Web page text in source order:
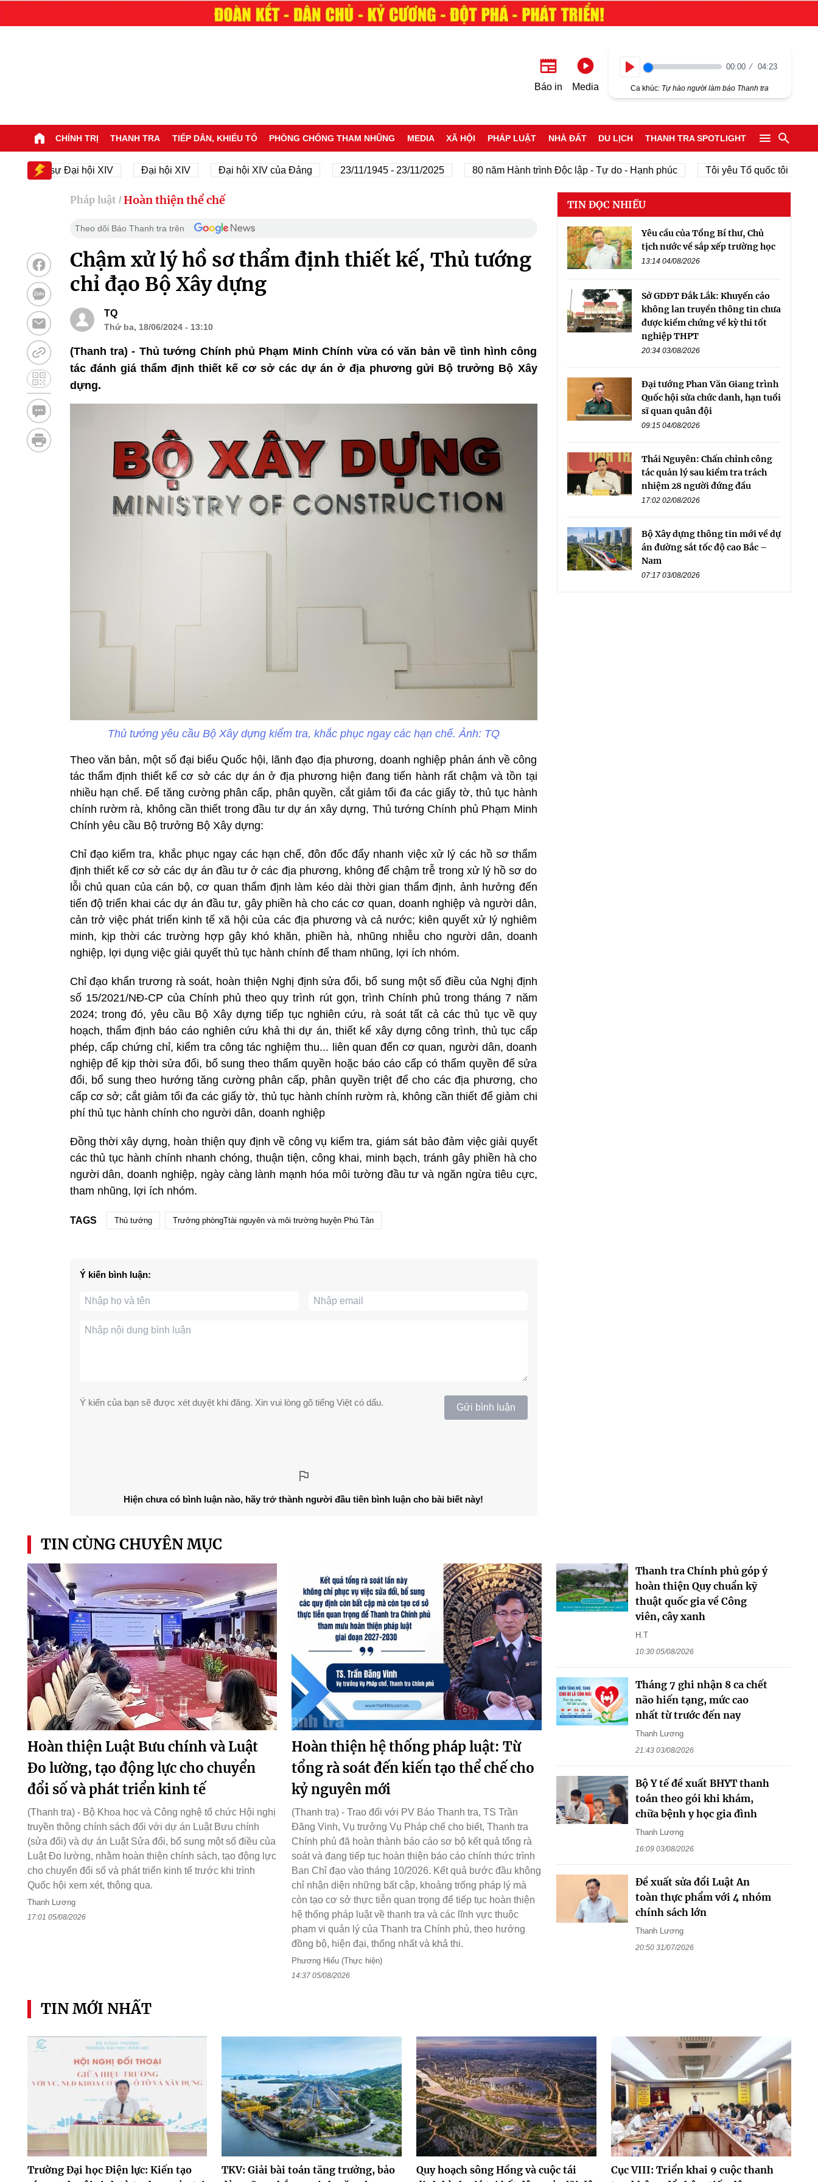
Báo in Media
00:00 04:23
Ca khúc: Tự hào người làm báo Thanh tra
CHÍNH TRỊ THANH TRA TIẾP DÂN, KHIẾU TỐ PHÒNG CHỐNG THAM NHŨNG MEDIA XÃ HỘI PHÁP LUẬT NHÀ ĐẤT DU LỊCH THANH TRA SPOTLIGHT
sự Đại hội XIV Đại hội XIV Đại hội XIV của Đảng 23/11/1945 - 23/11/2025 80 năm Hành trình Độc lập - Tự do - Hạnh phúc Tôi yêu Tổ quốc tôi phát
Pháp luật / Hoàn thiện thể chế
Theo dõi Báo Thanh tra trên
Chậm xử lý hồ sơ thẩm định thiết kế, Thủ tướng
chỉ đạo Bộ Xây dựng
TQ
Thứ ba, 18/06/2024 - 13:10
(Thanh tra) - Thủ tướng Chính phủ Phạm Minh Chính vừa có văn bản về tình hình công
tác đánh giá thẩm định thiết kế cơ sở các dự án ở địa phương gửi Bộ trưởng Bộ Xây
dựng.
Thủ tướng yêu cầu Bộ Xây dựng kiểm tra, khắc phục ngay các hạn chế. Ảnh: TQ
Theo văn bản, một số đại biểu Quốc hội, lãnh đạo địa phương, doanh nghiệp phản ánh về công
tác thẩm định thiết kế cơ sở các dự án ở địa phương hiện đang tiến hành rất chậm và tồn tại
nhiều hạn chế. Để tăng cường phân cấp, phân quyền, cắt giảm tối đa các giấy tờ, thủ tục hành
chính rườm rà, không cần thiết trong đầu tư dự án xây dựng, Thủ tướng Chính phủ Phạm Minh
Chính yêu cầu Bộ trưởng Bộ Xây dựng:
Chỉ đạo kiểm tra, khắc phục ngay các hạn chế, đôn đốc đẩy nhanh việc xử lý các hồ sơ thẩm
định thiết kế cơ sở các dự án đầu tư ở các địa phương, không để chậm trễ trong xử lý hồ sơ do
lỗi chủ quan của cán bộ, cơ quan thẩm định làm kéo dài thời gian thẩm định, ảnh hưởng đến
tiến độ triển khai các dự án đầu tư, gây phiền hà cho các cơ quan, doanh nghiệp và người dân,
cản trở việc phát triển kinh tế xã hội của các địa phương và cả nước; kiên quyết xử lý nghiêm
minh, kịp thời các trường hợp gây khó khăn, phiền hà, nhũng nhiễu cho người dân, doanh
nghiệp, lợi dụng việc giải quyết thủ tục hành chính để tham nhũng, lợi ích nhóm.
Chỉ đạo khẩn trương rà soát, hoàn thiện Nghị định sửa đổi, bổ sung một số điều của Nghị định
số 15/2021/NĐ-CP của Chính phủ theo quy trình rút gọn, trình Chính phủ trong tháng 7 năm
2024; trong đó, yêu cầu Bộ Xây dựng tiếp tục nghiên cứu, rà soát tất cả các thủ tục về quy
hoạch, thẩm định báo cáo nghiên cứu khả thi dự án, thiết kế xây dựng công trình, thủ tục cấp
phép, cấp chứng chỉ, kiểm tra công tác nghiệm thu... liên quan đến cơ quan, người dân, doanh
nghiệp để kịp thời sửa đổi, bổ sung theo thẩm quyền hoặc báo cáo cấp có thẩm quyền để sửa
đổi, bổ sung theo hướng tăng cường phân cấp, phân quyền triệt để cho các địa phương, cho
cấp cơ sở; cắt giảm tối đa các giấy tờ, thủ tục hành chính rườm rà, không cần thiết để giảm chi
phí thủ tục hành chính cho người dân, doanh nghiệp
Đồng thời xây dựng, hoàn thiện quy định về công vụ kiểm tra, giám sát bảo đảm việc giải quyết
các thủ tục hành chính nhanh chóng, thuận tiện, công khai, minh bạch, tránh gây phiền hà cho
người dân, doanh nghiệp, ngày càng lành mạnh hóa môi tường đầu tư và ngăn ngừa tiêu cực,
tham nhũng, lợi ích nhóm.
TAGS Thủ tướng Trưởng phòngTtài nguyên và môi trường huyện Phú Tân
Ý kiến bình luận:
Ý kiến của bạn sẽ được xét duyệt khi đăng. Xin vui lòng gõ tiếng Việt có dấu. Gửi bình luận
Hiện chưa có bình luận nào, hãy trở thành người đầu tiên bình luận cho bài biết này!
TIN ĐỌC NHIỀU
Yêu cầu của Tổng Bí thư, Chủ
tịch nước về sắp xếp trường học
13:14 04/08/2026
Sở GDĐT Đắk Lắk: Khuyến cáo
không lan truyền thông tin chưa
được kiểm chứng về kỳ thi tốt
nghiệp THPT
20:34 03/08/2026
Đại tướng Phan Văn Giang trình
Quốc hội sửa chức danh, hạn tuổi
sĩ quan quân đội
09:15 04/08/2026
Thái Nguyên: Chấn chỉnh công
tác quản lý sau kiểm tra trách
nhiệm 28 người đứng đầu
17:02 02/08/2026
Bộ Xây dựng thông tin mới về dự
án đường sắt tốc độ cao Bắc –
Nam
07:17 03/08/2026
TIN CÙNG CHUYÊN MỤC
Hoàn thiện Luật Bưu chính và Luật
Đo lường, tạo động lực cho chuyển
đổi số và phát triển kinh tế
(Thanh tra) - Bộ Khoa học và Công nghệ tổ chức Hội nghị
truyền thông chính sách đối với dự án Luật Bưu chính
(sửa đổi) và dự án Luật Sửa đổi, bổ sung một số điều của
Luật Đo lường, nhằm hoàn thiện chính sách, tạo động lực
cho chuyển đổi số và phát triển kinh tế trước khi trình
Quốc hội xem xét, thông qua.
Thanh Lương
17:01 05/08/2026
Hoàn thiện hệ thống pháp luật: Từ
tổng rà soát đến kiến tạo thể chế cho
kỷ nguyên mới
(Thanh tra) - Trao đổi với PV Báo Thanh tra, TS Trần
Đăng Vinh, Vụ trưởng Vụ Pháp chế cho biết, Thanh tra
Chính phủ đã hoàn thành báo cáo sơ bộ kết quả tổng rà
soát và đang tiếp tục hoàn thiện báo cáo chính thức trình
Ban Chỉ đạo vào tháng 10/2026. Kết quả bước đầu không
chỉ nhận diện những bất cập, khoảng trống pháp lý mà
còn tạo cơ sở thực tiễn quan trọng để tiếp tục hoàn thiện
hệ thống pháp luật về thanh tra và các lĩnh vực thuộc
phạm vi quản lý của Thanh tra Chính phủ, theo hướng
đồng bộ, hiện đại, thống nhất và khả thi.
Phương Hiếu (Thực hiện)
14:37 05/08/2026
Thanh tra Chính phủ góp ý
hoàn thiện Quy chuẩn kỹ
thuật quốc gia về Công
viên, cây xanh
H.T
10:30 05/08/2026
Tháng 7 ghi nhận 8 ca chết
não hiến tạng, mức cao
nhất từ trước đến nay
Thanh Lương
21:43 03/08/2026
Bộ Y tế đề xuất BHYT thanh
toán theo gói khi khám,
chữa bệnh y học gia đình
Thanh Lương
16:09 03/08/2026
Đề xuất sửa đổi Luật An
toàn thực phẩm với 4 nhóm
chính sách lớn
Thanh Lương
20:50 31/07/2026
TIN MỚI NHẤT
Trường Đại học Điện lực: Kiến tạo
TKV: Giải bài toán tăng trưởng, bảo
Quy hoạch sông Hồng và cuộc tái
Cục VIII: Triển khai 9 cuộc thanh